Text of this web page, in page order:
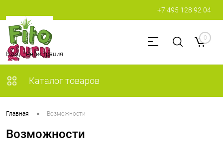
Вход Регистрация
+7 495 128 92 04
0
Каталог товаров
Главная • Возможности
Возможности